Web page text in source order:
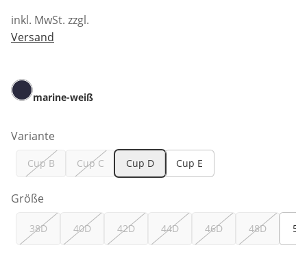
inkl. MwSt. zzgl.
Versand
marine-weiß
Variante
Cup B Cup C Cup D Cup E
Größe
38D 40D 42D 44D 46D 48D